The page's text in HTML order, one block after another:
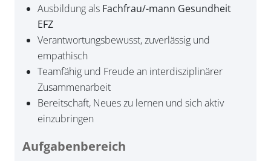
Ausbildung als Fachfrau/-mann Gesundheit
EFZ
Verantwortungsbewusst, zuverlässig und
empathisch
Teamfähig und Freude an interdisziplinärer
Zusammenarbeit
Bereitschaft, Neues zu lernen und sich aktiv
einzubringen
Aufgabenbereich